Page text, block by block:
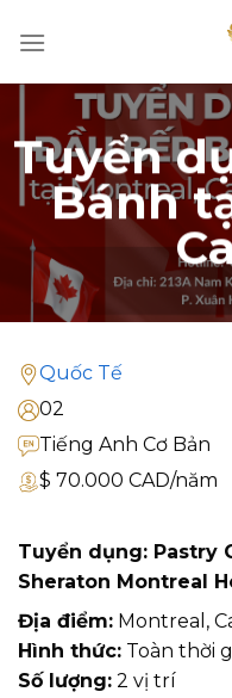
Tuyển
Bánh
Quốc Tế
02
Tiếng Anh Cơ Bản
$ 70.000 CAD/năm
Tuyển dụng: Pastry
Sheraton Montreal
Địa điểm: Montreal,
Hình thức: Toàn thời
Số lượng: 2 vị trí